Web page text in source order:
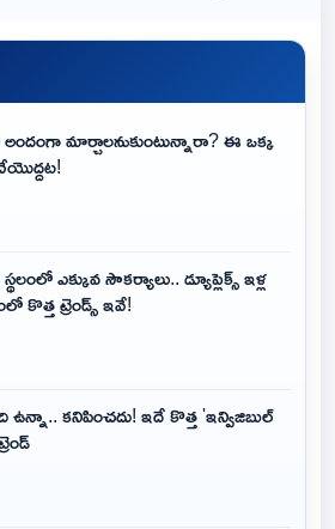
మార్చాలనుకుంటున్నారా? ఈ ఒక్క
ఎక్కువ సౌకర్యాలు.. డ్యూప్లెక్స్ ఇళ్ల
కొత్త ట్రెండ్స్ ఇవే!
ఉన్నా.. కనిపించదు! ఇదే కొత్త 'ఇన్విజిబుల్